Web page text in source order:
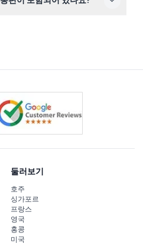
둘러보기
호주
싱가포르
프랑스
영국
홍콩
미국